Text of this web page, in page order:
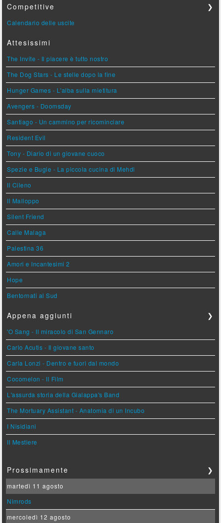
Competitive ❯
Calendario delle uscite
Attesissimi
The Invite - Il piacere è tutto nostro
The Dog Stars - Le stelle dopo la fine
Hunger Games - L'alba sulla mietitura
Avengers - Doomsday
Santiago - Un cammino per ricominciare
Resident Evil
Tony - Diario di un giovane cuoco
Spezie e Bugie - La piccola cucina di Mehdi
Il Cileno
Il Malloppo
Silent Friend
Calle Malaga
Palestina 36
Amori e Incantesimi 2
Hope
Bentornati al Sud
Appena aggiunti ❯
'O Sang - Il miracolo di San Gennaro
Carlo Acutis - Il giovane santo
Carla Lonzi - Dentro e fuori dal mondo
Cocomelon - Il Film
L'assurda storia della Gialappa's Band
The Mortuary Assistant - Anatomia di un Incubo
I Nisidiani
Il Mestiere
Prossimamente ❯
martedì 11 agosto
Nimrods
mercoledì 12 agosto